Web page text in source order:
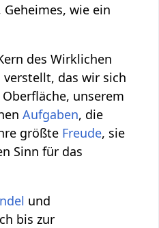
wie ein
des Wirklichen
verstellt, das wir sich
unserem
Aufgaben, die
größte Freude, sie
Sinn für das
und
bis zur